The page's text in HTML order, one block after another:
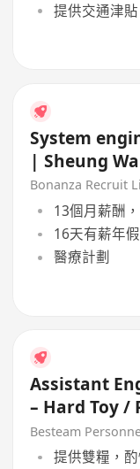
提供交通津
System
| Sheung
Bonanza Recruit
13個月薪酬
16天有薪年假
醫療計劃
Assistant
– Hard Toy /
Days
Besteam
提供雙糧，